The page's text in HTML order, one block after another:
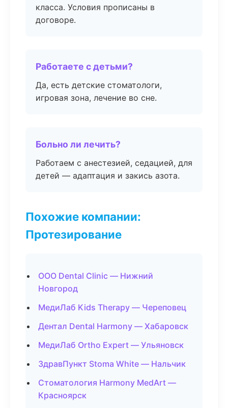
класса. Условия прописаны в
договоре.
Работаете с детьми?
Да, есть детские стоматологи,
игровая зона, лечение во сне.
Больно ли лечить?
Работаем с анестезией, седацией, для
детей — адаптация и закись азота.
Похожие компании:
Протезирование
ООО Dental Clinic — Нижний
Новгород
МедиЛаб Kids Therapy — Череповец
Дентал Dental Harmony — Хабаровск
МедиЛаб Ortho Expert — Ульяновск
ЗдравПункт Stoma White — Нальчик
Стоматология Harmony MedArt —
Красноярск